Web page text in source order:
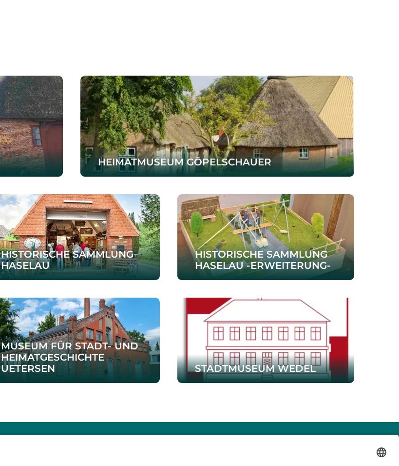
HEIMATMUSEUM GÖPELSCHAUER
HISTORISCHE SAMMLUNG
HASELAU
HISTORISCHE SAMMLUNG
HASELAU -ERWEITERUNG-
MUSEUM FÜR STADT- UND
HEIMATGESCHICHTE
UETERSEN
STADTMUSEUM WEDEL